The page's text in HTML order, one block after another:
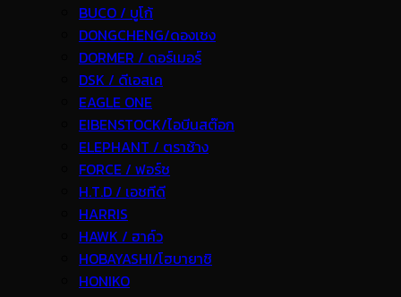
BUCO / บูโก้
DONGCHENG/ดองเชง
DORMER / ดอร์เมอร์
DSK / ดีเอสเค
EAGLE ONE
EIBENSTOCK/ไอบีนสต๊อก
ELEPHANT / ตราช้าง
FORCE / ฟอร์ช
H.T.D / เอชทีดี
HARRIS
HAWK / ฮาค์ว
HOBAYASHI/โฮบายาชิ
HONIKO